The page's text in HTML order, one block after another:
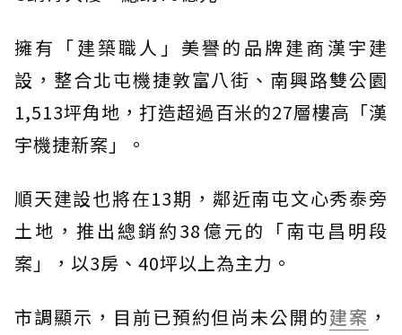
擁有「建築職人」美譽的品牌建商漢宇建
設，整合北屯機捷敦富八街、南興路雙公園
1,513坪角地，打造超過百米的27層樓高「漢
宇機捷新案」。
順天建設也將在13期，鄰近南屯文心秀泰旁
土地，推出總銷約38億元的「南屯昌明段
案」，以3房、40坪以上為主力。
市調顯示，目前已預約但尚未公開的建案 ，